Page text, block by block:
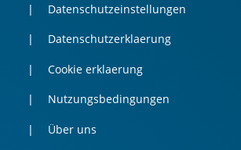
Datenschutzeinstellungen
Datenschutzerklaerung
Cookie erklaerung
Nutzungsbedingungen
Über uns